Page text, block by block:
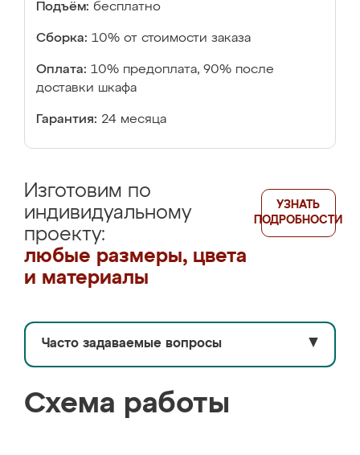
Подъём: бесплатно
Сборка: 10% от стоимости заказа
Оплата: 10% предоплата, 90% после
доставки шкафа
Гарантия: 24 месяца
Изготовим по
индивидуальному
проекту:
любые размеры, цвета
и материалы
УЗНАТЬ
ПОДРОБНОСТИ
Часто задаваемые вопросы ▼
Схема работы